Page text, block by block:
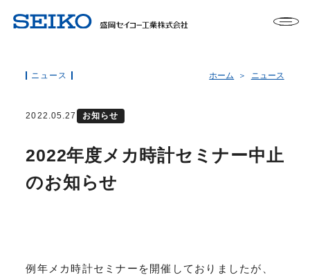
ニュース ホーム ニュース
2022.05.27 お知らせ
2022年度メカ時計セミナー中止
のお知らせ
例年メカ時計セミナーを開催しておりましたが、